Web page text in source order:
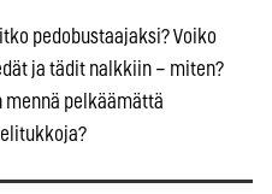
pedobustaajaksi? Voiko
ja tädit nalkkiin – miten?
mennä pelkäämättä